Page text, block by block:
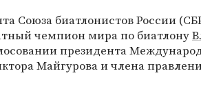
Союза биатлонистов России
чемпион мира по биатлону
президента
Майгурова и члена